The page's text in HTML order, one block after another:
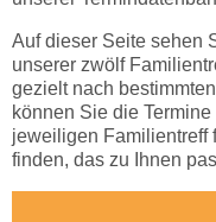
Auf dieser Seite sehen
unserer zwölf
gezielt nach
können Sie die
jeweiligen Familientreff
finden, das zu Ihnen